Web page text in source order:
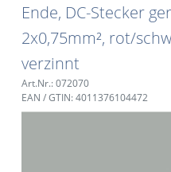
Ende, DC-Stecker
2x0,75mm², rot/
verzinnt
Art.Nr.: 072070
EAN / GTIN: 4011376104472